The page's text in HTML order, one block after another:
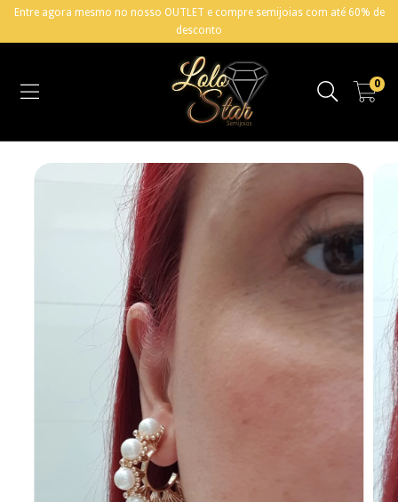
Entre agora mesmo no nosso OUTLET e compre semijoias com até 60% de
desconto
0